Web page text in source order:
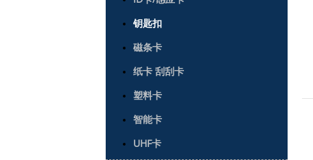
钥匙扣
磁条卡
纸卡 刮刮卡
塑料卡
智能卡
UHF卡